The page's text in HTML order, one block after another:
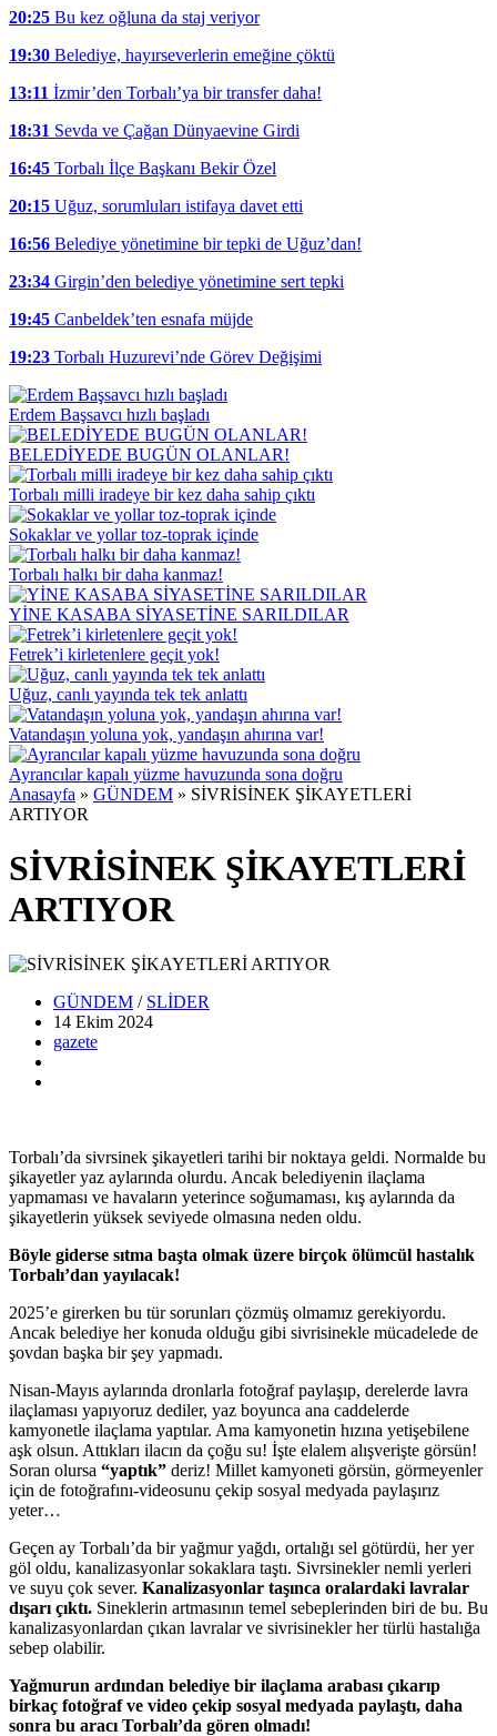
20:25 Bu kez oğluna da staj veriyor
19:30 Belediye, hayırseverlerin emeğine çöktü
13:11 İzmir’den Torbalı’ya bir transfer daha!
18:31 Sevda ve Çağan Dünyaevine Girdi
16:45 Torbalı İlçe Başkanı Bekir Özel
20:15 Uğuz, sorumluları istifaya davet etti
16:56 Belediye yönetimine bir tepki de Uğuz’dan!
23:34 Girgin’den belediye yönetimine sert tepki
19:45 Canbeldek’ten esnafa müjde
19:23 Torbalı Huzurevi’nde Görev Değişimi
Erdem Başsavcı hızlı başladı
BELEDİYEDE BUGÜN OLANLAR!
Torbalı milli iradeye bir kez daha sahip çıktı
Sokaklar ve yollar toz-toprak içinde
Torbalı halkı bir daha kanmaz!
YİNE KASABA SİYASETİNE SARILDILAR
Fetrek’i kirletenlere geçit yok!
Uğuz, canlı yayında tek tek anlattı
Vatandaşın yoluna yok, yandaşın ahırına var!
Ayrancılar kapalı yüzme havuzunda sona doğru
Anasayfa » GÜNDEM » SİVRİSİNEK ŞİKAYETLERİ
ARTIYOR
SİVRİSİNEK ŞİKAYETLERİ
ARTIYOR
GÜNDEM / SLİDER
14 Ekim 2024
gazete
Torbalı’da sivrsinek şikayetleri tarihi bir noktaya geldi. Normalde bu
şikayetler yaz aylarında olurdu. Ancak belediyenin ilaçlama
yapmaması ve havaların yeterince soğumaması, kış aylarında da
şikayetlerin yüksek seviyede olmasına neden oldu.
Böyle giderse sıtma başta olmak üzere birçok ölümcül hastalık
Torbalı’dan yayılacak!
2025’e girerken bu tür sorunları çözmüş olmamız gerekiyordu.
Ancak belediye her konuda olduğu gibi sivrisinekle mücadelede de
şovdan başka bir şey yapmadı.
Nisan-Mayıs aylarında dronlarla fotoğraf paylaşıp, derelerde lavra
ilaçlaması yapıyoruz dediler, yaz boyunca ana caddelerde
kamyonetle ilaçlama yaptılar. Ama kamyonetin hızına yetişebilene
aşk olsun. Attıkları ilacın da çoğu su! İşte elalem alışverişte görsün!
Soran olursa “yaptık” deriz! Millet kamyoneti görsün, görmeyenler
için de fotoğrafını-videosunu çekip sosyal medyada paylaşırız
yeter…
Geçen ay Torbalı’da bir yağmur yağdı, ortalığı sel götürdü, her yer
göl oldu, kanalizasyonlar sokaklara taştı. Sivrsinekler nemli yerleri
ve suyu çok sever. Kanalizasyonlar taşınca oralardaki lavralar
dışarı çıktı. Sineklerin artmasının temel sebeplerinden biri de bu. Bu
kanalizasyonlardan çıkan lavralar ve sivrisinekler her türlü hastalığa
sebep olabilir.
Yağmurun ardından belediye bir ilaçlama arabası çıkarıp
birkaç fotoğraf ve video çekip sosyal medyada paylaştı, daha
sonra bu aracı Torbalı’da gören olmadı!